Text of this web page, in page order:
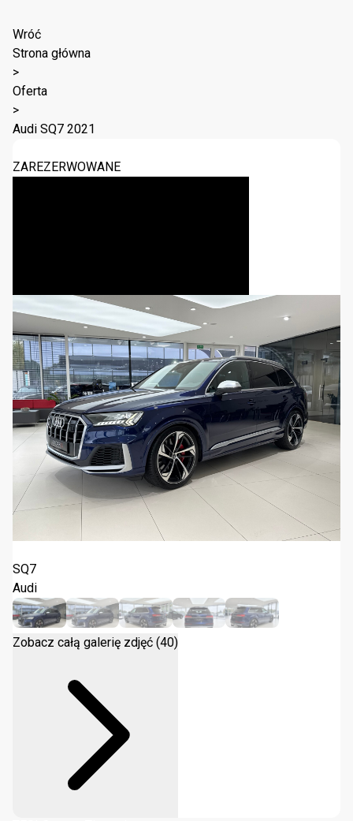
Wróć
Strona główna
>
Oferta
>
Audi SQ7 2021
ZAREZERWOWANE
Audi SQ7 TFSI Quattro Tiptronic 2021
SQ7
Audi
Zobacz całą galerię zdjęć (40)